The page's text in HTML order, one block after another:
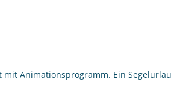
mit Animationsprogramm. Ein